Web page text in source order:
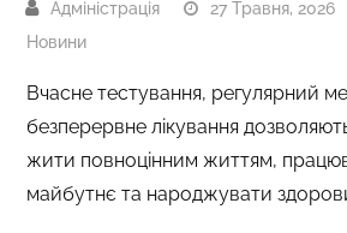
27 Травня, 2026
Новини
Вчасне тестування, регулярний
безперервне лікування
жити повноцінним життям,
майбутнє та народжувати